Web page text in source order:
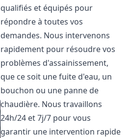
qualifiés et équipés pour
répondre à toutes vos
demandes. Nous intervenons
rapidement pour résoudre vos
problèmes d'assainissement,
que ce soit une fuite d'eau, un
bouchon ou une panne de
chaudière. Nous travaillons
24h/24 et 7j/7 pour vous
garantir une intervention rapide